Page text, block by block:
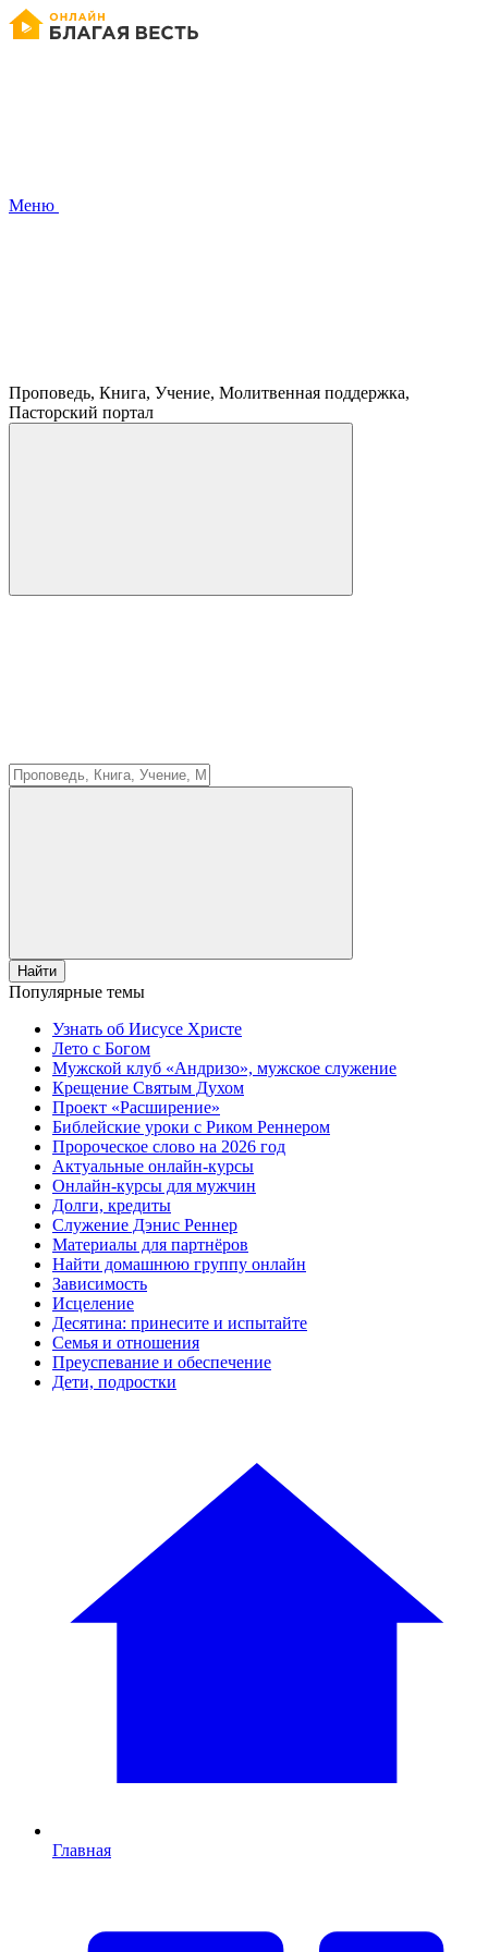
Меню
Проповедь, Книга, Учение, Молитвенная поддержка,
Пасторский портал
Найти
Популярные темы
Узнать об Иисусе Христе
Лето с Богом
Мужской клуб «Андризо», мужское служение
Крещение Святым Духом
Проект «Расширение»
Библейские уроки с Риком Реннером
Пророческое слово на 2026 год
Актуальные онлайн-курсы
Онлайн-курсы для мужчин
Долги, кредиты
Служение Дэнис Реннер
Материалы для партнёров
Найти домашнюю группу онлайн
Зависимость
Исцеление
Десятина: принесите и испытайте
Семья и отношения
Преуспевание и обеспечение
Дети, подростки
Главная